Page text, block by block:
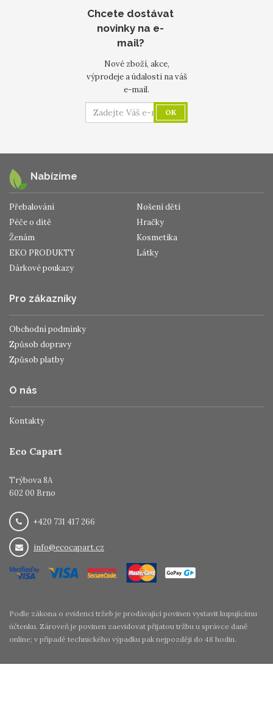
Chcete dostávat
novinky na e-
mail?
Nové zboží, akce,
výprodeje a údalosti na váš
e-mail.
OK
Nabízíme
Přebalování
Nošení dětí
Péče o dítě
Hračky
Ženám
Kosmetika
EKO PRODUKTY
Látky
Dárkové poukazy
Pro zákazníky
Obchodní podmínky
Způsob dopravy
Způsob platby
O nás
Kontakty
Eco Capart
Trýbova 8A
602 00 Brno
+420 731 417 266
info@ecocapart.cz
Podle zákona o evidenci tržeb je prodávající povinen vystavit kupujícímu
účtenku. Zároveň je povinen zaevidovat přijatou tržbu u správce daně
online; v případě technického výpadku pak nejpozději do 48 hodin.